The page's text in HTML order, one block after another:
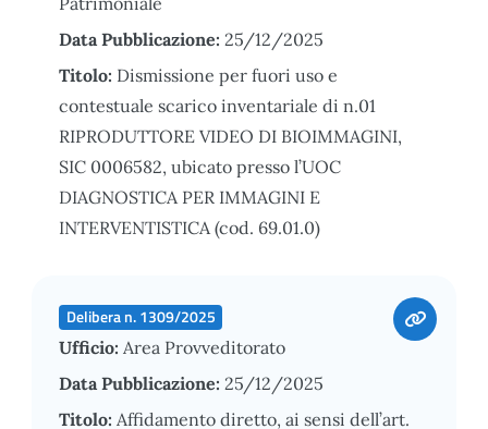
Data Pubblicazione: 25/12/2025
Titolo: Dismissione per fuori uso e
contestuale scarico inventariale di n.01
RIPRODUTTORE VIDEO DI BIOIMMAGINI,
SIC 0006582, ubicato presso l’UOC
DIAGNOSTICA PER IMMAGINI E
INTERVENTISTICA (cod. 69.01.0)
Delibera n. 1309/2025
Ufficio: Area Provveditorato
Data Pubblicazione: 25/12/2025
Titolo: Affidamento diretto, ai sensi dell’art.